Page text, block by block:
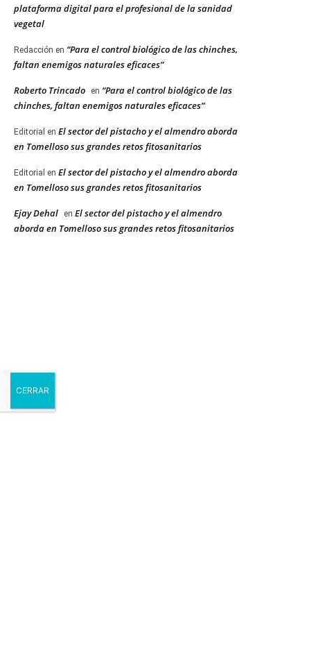
plataforma digital para el profesional de la sanidad
vegetal
Redacción en “Para el control biológico de las chinches,
faltan enemigos naturales eficaces”
Roberto Trincado en “Para el control biológico de las
chinches, faltan enemigos naturales eficaces”
Editorial en El sector del pistacho y el almendro aborda
en Tomelloso sus grandes retos fitosanitarios
Editorial en El sector del pistacho y el almendro aborda
en Tomelloso sus grandes retos fitosanitarios
Ejay Dehal en El sector del pistacho y el almendro
aborda en Tomelloso sus grandes retos fitosanitarios